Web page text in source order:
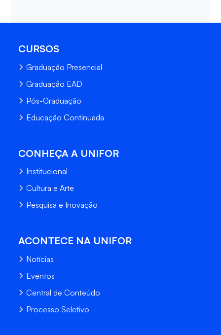
CURSOS
Graduação Presencial
Graduação EAD
Pós-Graduação
Educação Continuada
CONHEÇA A UNIFOR
Institucional
Cultura e Arte
Pesquisa e Inovação
ACONTECE NA UNIFOR
Notícias
Eventos
Central de Conteúdo
Processo Seletivo